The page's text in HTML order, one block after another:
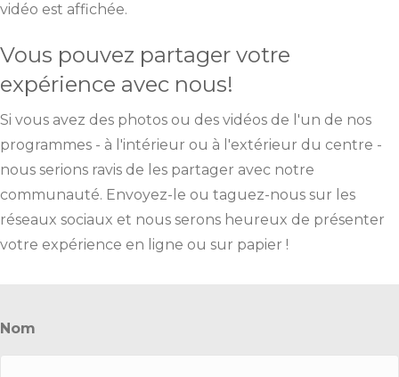
vidéo est affichée.
Vous pouvez partager votre
expérience avec nous!
Si vous avez des photos ou des vidéos de l'un de nos
programmes - à l'intérieur ou à l'extérieur du centre -
nous serions ravis de les partager avec notre
communauté. Envoyez-le ou taguez-nous sur les
réseaux sociaux et nous serons heureux de présenter
votre expérience en ligne ou sur papier !
Nom